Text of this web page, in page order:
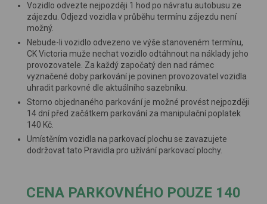
Vozidlo odvezte nejpozději 1 hod po návratu autobusu ze
zájezdu. Odjezd vozidla v průběhu termínu zájezdu není
možný.
Nebude-li vozidlo odvezeno ve výše stanoveném termínu,
CK Victoria muže nechat vozidlo odtáhnout na náklady jeho
provozovatele. Za každý započatý den nad rámec
vyznačené doby parkování je povinen provozovatel vozidla
uhradit parkovné dle aktuálního sazebníku.
Storno objednaného parkování je možné provést nejpozději
14 dní před začátkem parkování za manipulační poplatek
140 Kč.
Umístěním vozidla na parkovací plochu se zavazujete
dodržovat tato Pravidla pro užívání parkovací plochy.
CENA PARKOVNÉHO POUZE 140